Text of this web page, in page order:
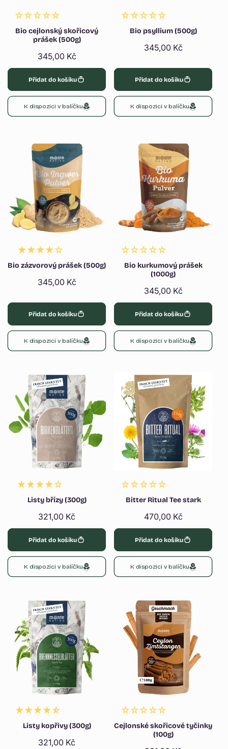
Bio cejlonský skořicový
prášek (500g)
Běžná
cena
345,00 Kč
Přidat do košíku
K dispozici v balíčku
Bio psyllium (500g)
Běžná
345,00 Kč
Přidat do košíku
K dispozici v balíčku
Bio zázvorový prášek (500g)
Běžná
345,00 Kč
Přidat do košíku
K dispozici v balíčku
Bio kurkumový prášek
(1000g)
Běžná
cena
345,00 Kč
Přidat do košíku
K dispozici v balíčku
Listy břízy (300g)
Běžná
cena
321,00 Kč
Přidat do košíku
K dispozici v balíčku
Bitter Ritual Tee stark
Běžná
cena
470,00 Kč
Přidat do košíku
K dispozici v balíčku
Listy kopřivy (300g)
Běžná
321,00 Kč
Cejlonské skořicové tyčinky
(100g)